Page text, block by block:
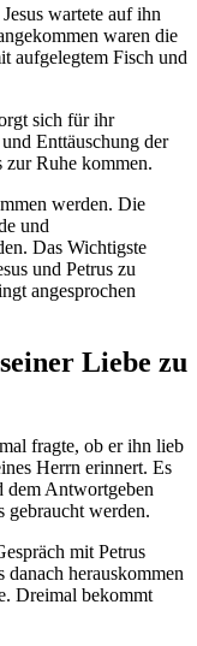
wartete auf ihn
waren die
aufgelegtem Fisch und
sich für ihr
Enttäuschung der
zur Ruhe kommen.
werden. Die
und
Das Wichtigste
und Petrus zu
angesprochen
Liebe zu
fragte, ob er ihn lieb
Herrn erinnert. Es
dem Antwortgeben
gebraucht werden.
mit Petrus
herauskommen
Dreimal bekommt